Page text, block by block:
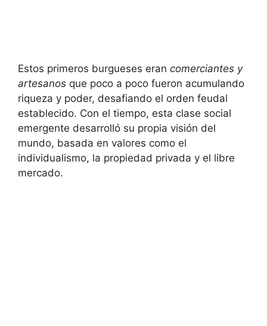
Estos primeros burgueses eran comerciantes y
artesanos que poco a poco fueron acumulando
riqueza y poder, desafiando el orden feudal
establecido. Con el tiempo, esta clase social
emergente desarrolló su propia visión del
mundo, basada en valores como el
individualismo, la propiedad privada y el libre
mercado.